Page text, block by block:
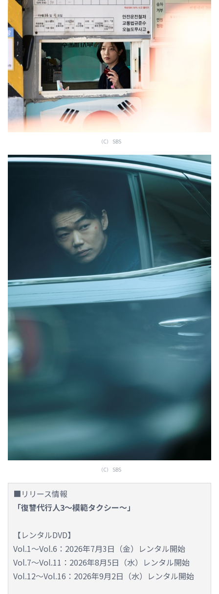
（C） SBS
（C） SBS
■リリース情報
「復讐代行人3～模範タクシー～」
【レンタルDVD】
Vol.1～Vol.6：2026年7月3日（金）レンタル開始
Vol.7～Vol.11：2026年8月5日（水）レンタル開始
Vol.12～Vol.16：2026年9月2日（水）レンタル開始